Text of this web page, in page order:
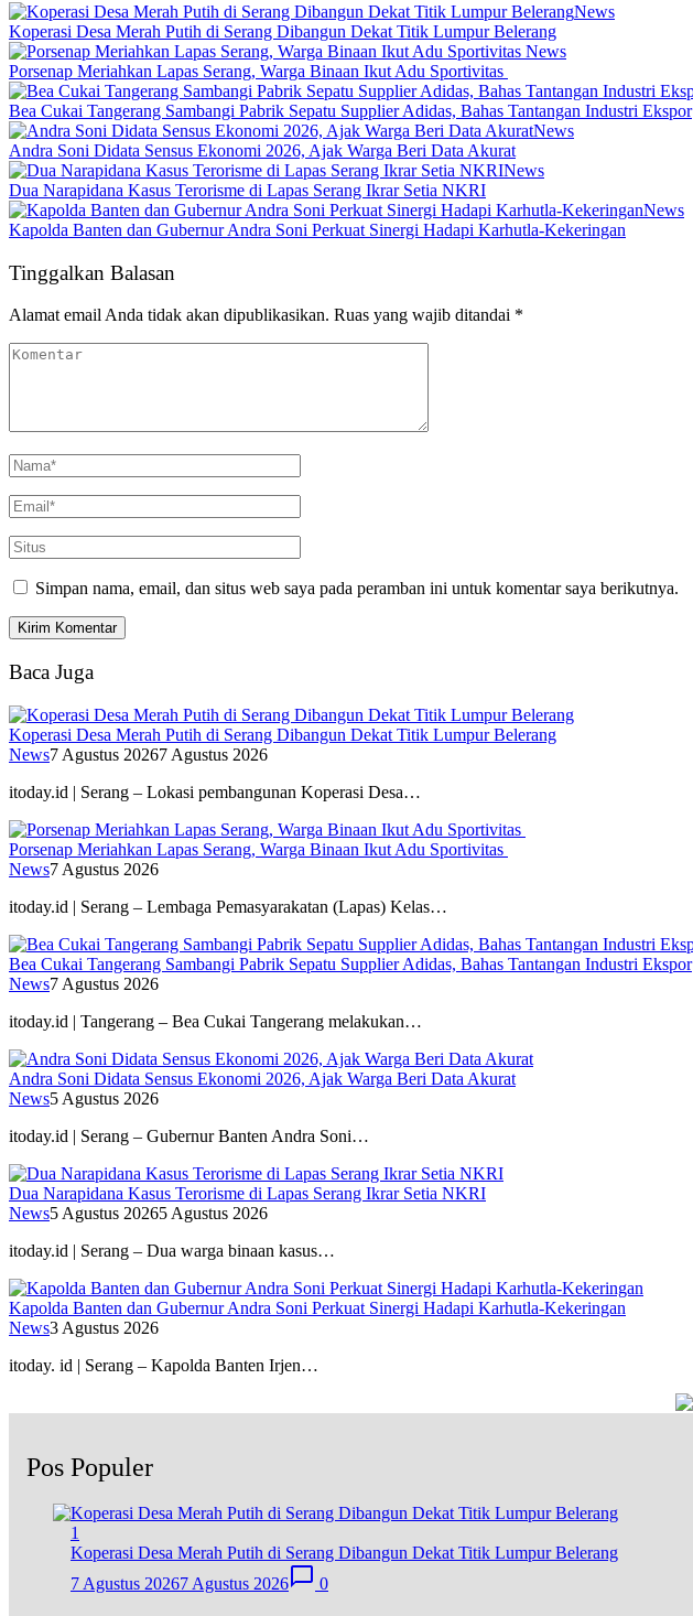
News
Koperasi Desa Merah Putih di Serang Dibangun Dekat Titik Lumpur Belerang
News
Porsenap Meriahkan Lapas Serang, Warga Binaan Ikut Adu Sportivitas
Bea Cukai Tangerang Sambangi Pabrik Sepatu Supplier Adidas, Bahas Tantangan Industri Ekspor
News
Andra Soni Didata Sensus Ekonomi 2026, Ajak Warga Beri Data Akurat
News
Dua Narapidana Kasus Terorisme di Lapas Serang Ikrar Setia NKRI
News
Kapolda Banten dan Gubernur Andra Soni Perkuat Sinergi Hadapi Karhutla-Kekeringan
Tinggalkan Balasan
Alamat email Anda tidak akan dipublikasikan. Ruas yang wajib ditandai *
Simpan nama, email, dan situs web saya pada peramban ini untuk komentar saya berikutnya.
Baca Juga
Koperasi Desa Merah Putih di Serang Dibangun Dekat Titik Lumpur Belerang
News7 Agustus 20267 Agustus 2026
itoday.id | Serang – Lokasi pembangunan Koperasi Desa…
Porsenap Meriahkan Lapas Serang, Warga Binaan Ikut Adu Sportivitas
News7 Agustus 2026
itoday.id | Serang – Lembaga Pemasyarakatan (Lapas) Kelas…
Bea Cukai Tangerang Sambangi Pabrik Sepatu Supplier Adidas, Bahas Tantangan Industri Ekspor
News7 Agustus 2026
itoday.id | Tangerang – Bea Cukai Tangerang melakukan…
Andra Soni Didata Sensus Ekonomi 2026, Ajak Warga Beri Data Akurat
News5 Agustus 2026
itoday.id | Serang – Gubernur Banten Andra Soni…
Dua Narapidana Kasus Terorisme di Lapas Serang Ikrar Setia NKRI
News5 Agustus 20265 Agustus 2026
itoday.id | Serang – Dua warga binaan kasus…
Kapolda Banten dan Gubernur Andra Soni Perkuat Sinergi Hadapi Karhutla-Kekeringan
News3 Agustus 2026
itoday. id | Serang – Kapolda Banten Irjen…
Pos Populer
1
Koperasi Desa Merah Putih di Serang Dibangun Dekat Titik Lumpur Belerang
7 Agustus 20267 Agustus 2026 0